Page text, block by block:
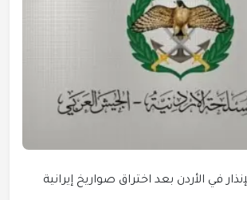
في الأردن بعد اختراق صواريخ إيرانية